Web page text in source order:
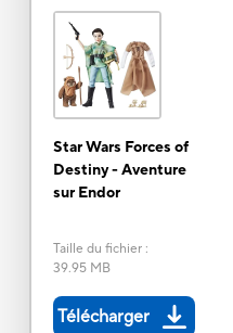
Star Wars Forces of
Destiny - Aventure
sur Endor
Taille du fichier:
39.95 MB
Télécharger